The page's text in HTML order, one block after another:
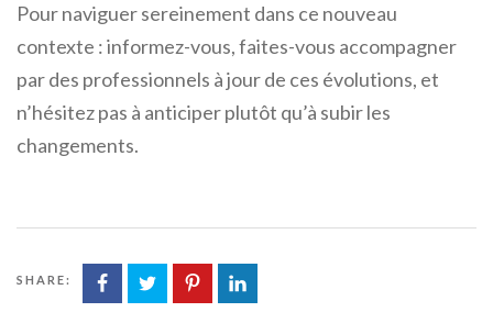
Pour naviguer sereinement dans ce nouveau
contexte : informez-vous, faites-vous accompagner
par des professionnels à jour de ces évolutions, et
n’hésitez pas à anticiper plutôt qu’à subir les
changements.
SHARE: